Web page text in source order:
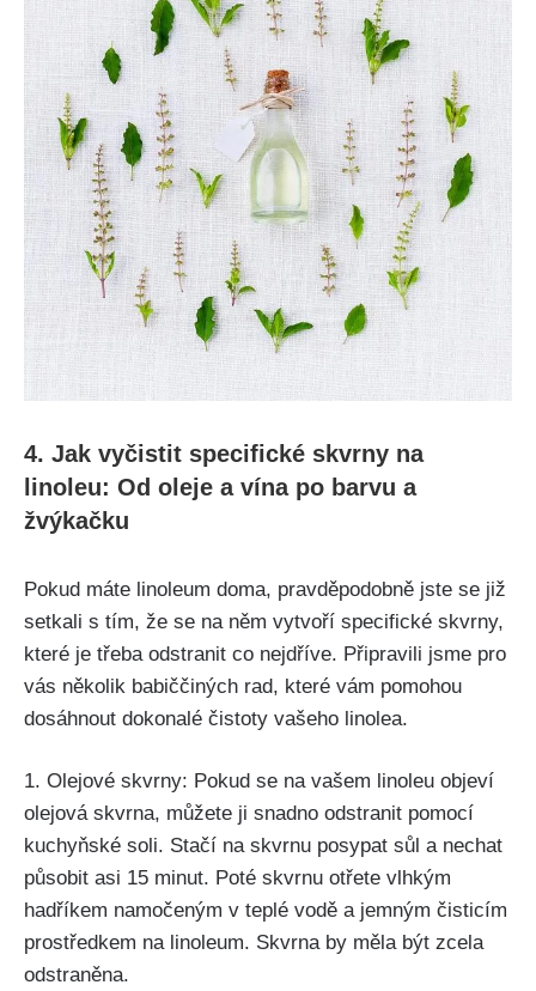
4. Jak vyčistit specifické ⁤skvrny na
linoleu: Od oleje a vína po​ barvu a
žvýkačku
Pokud máte linoleum doma, pravděpodobně jste‍ se již
setkali s tím, že se na něm vytvoří specifické skvrny,
které je třeba odstranit co nejdříve. ‍Připravili jsme pro
vás několik ‍babiččiných rad, které vám pomohou
dosáhnout dokonalé čistoty vašeho linolea.
1. Olejové skvrny: Pokud se ⁤na vašem linoleu ⁣objeví
olejová skvrna, můžete ji⁤ snadno odstranit pomocí
kuchyňské soli. Stačí na skvrnu posypat sůl a ‌nechat
působit asi 15⁢ minut. Poté skvrnu otřete vlhkým
hadříkem namočeným v teplé vodě a⁢ jemným čisticím
‌prostředkem na linoleum. Skvrna by měla být zcela
odstraněna.